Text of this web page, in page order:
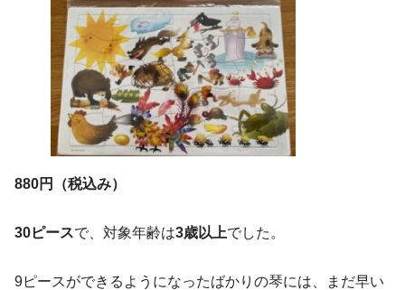
880円（税込み）
30ピースで、対象年齢は3歳以上でした。
9ピースができるようになったばかりの琴には、まだ早い